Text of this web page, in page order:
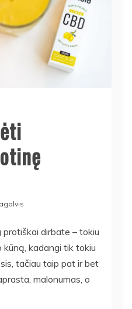
protiškai dirbate – tokiu
kadangi tik tokiu
tačiau taip pat ir bet
malonumas, o